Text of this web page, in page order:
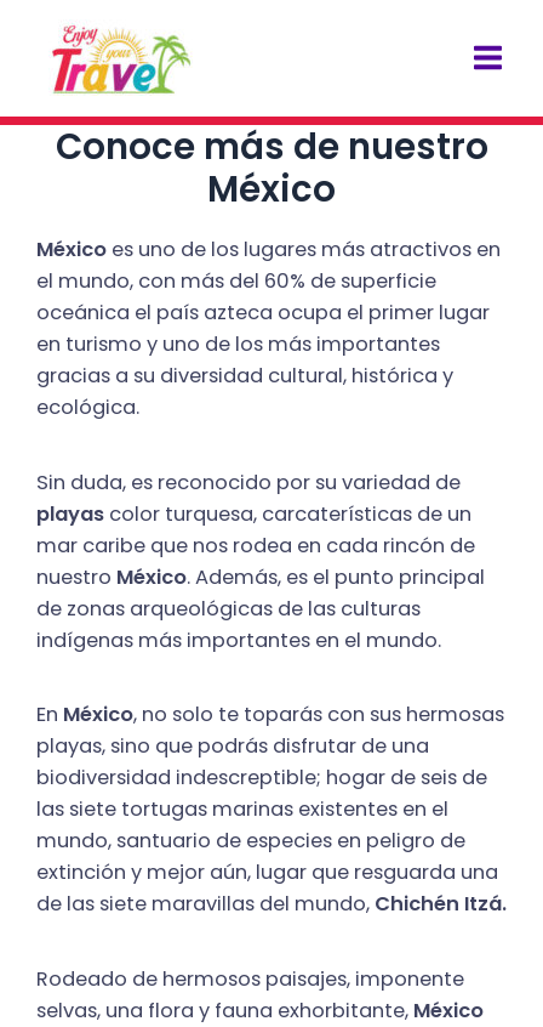
contenido
Conoce más de nuestro
México
México es uno de los lugares más atractivos en
el mundo, con más del 60% de superficie
oceánica el país azteca ocupa el primer lugar
en turismo y uno de los más importantes
gracias a su diversidad cultural, histórica y
ecológica.
Sin duda, es reconocido por su variedad de
playas color turquesa, carcaterísticas de un
mar caribe que nos rodea en cada rincón de
nuestro México. Además, es el punto principal
de zonas arqueológicas de las culturas
indígenas más importantes en el mundo.
En México, no solo te toparás con sus hermosas
playas, sino que podrás disfrutar de una
biodiversidad indescreptible; hogar de seis de
las siete tortugas marinas existentes en el
mundo, santuario de especies en peligro de
extinción y mejor aún, lugar que resguarda una
de las siete maravillas del mundo, Chichén Itzá.
Rodeado de hermosos paisajes, imponente
selvas, una flora y fauna exhorbitante, México
entradas